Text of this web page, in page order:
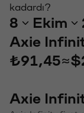
kadardı?
8 Ekim
Axie
₺91,45≈
Axie